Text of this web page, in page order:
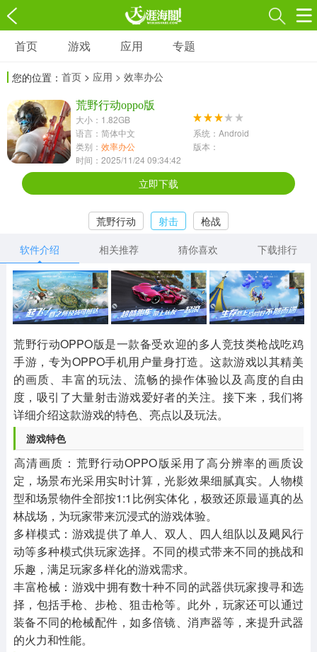
游戏
3697款应用
1597款应用
休闲益智
13387款应用
2196款应用
418款应用
音乐舞蹈
269款应用
2716款应用
515款应用
其他
1654款应用
游戏助手
515款应用
MOD游戏
1056款应用
首页 游戏 应用 专题
您的位置： 首页 > 应用 > 效率办公
荒野行动oppo版
大小：1.82GB
语言：简体中文
系统：Android
类别： 效率办公
版本：
时间：2025/11/24 09:34:42
立即下载
荒野行动 射击
枪战
软件介绍
相关推荐 猜你喜欢 下载排行
荒野行动OPPO版是一款备受欢迎的多人竞技类枪战吃鸡
手游，专为OPPO手机用户量身打造。这款游戏以其精美
的画质、丰富的玩法、流畅的操作体验以及高度的自由
度，吸引了大量射击游戏爱好者的关注。接下来，我们将
详细介绍这款游戏的特色、亮点以及玩法。
‌游戏特色‌
‌高清画质‌：荒野行动OPPO版采用了高分辨率的画质设
定，场景布光采用实时计算，光影效果细腻真实。人物模
型和场景物件全部按1:1比例实体化，极致还原最逼真的丛
林战场，为玩家带来沉浸式的游戏体验。
‌多样模式‌：游戏提供了单人、双人、四人组队以及飓风行
动等多种模式供玩家选择。不同的模式带来不同的挑战和
乐趣，满足玩家多样化的游戏需求。
‌丰富枪械‌：游戏中拥有数十种不同的武器供玩家搜寻和选
择，包括手枪、步枪、狙击枪等。此外，玩家还可以通过
装备不同的枪械配件，如多倍镜、消声器等，来提升武器
的火力和性能。